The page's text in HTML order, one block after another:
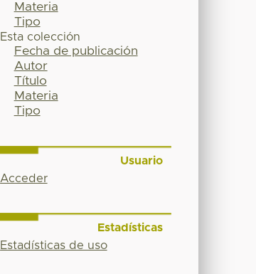
Materia
Tipo
Esta colección
Fecha de publicación
Autor
Título
Materia
Tipo
Usuario
Acceder
Estadísticas
Estadísticas de uso